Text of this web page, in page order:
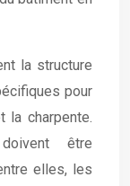
la structure
pour
la charpente.
être
elles, les